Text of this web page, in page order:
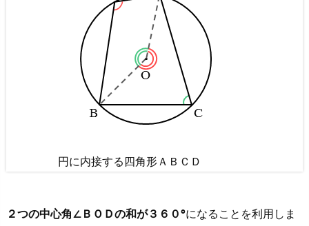
e
円に内接する四角形ＡＢＣＤ
２つの中心角∠ＢＯＤの和が３６０°になることを利用しま